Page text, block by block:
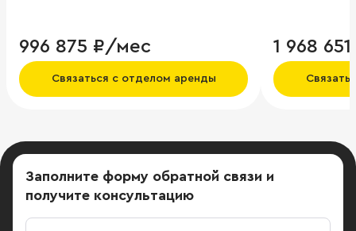
996 875 ₽/мес
Связаться с отделом аренды
1 968
Заполните форму обратной связи и
получите консультацию